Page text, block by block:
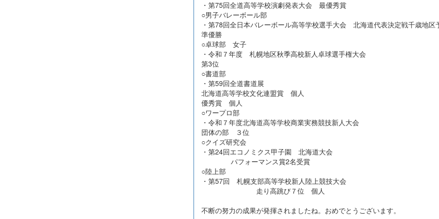
・第75回全道高等学校演劇発表大会 最優秀賞
○男子バレーボール部
・第78回全日本バレーボール高等学校選手大会 北海道代表決定戦千歳地区
準優勝
○卓球部 女子
・令和７年度 札幌地区秋季高校新人卓球選手権大会
第3位
○書道部
・第59回全道書道展
北海道高等学校文化連盟賞 個人
優秀賞 個人
○ワープロ部
・令和７年度北海道高等学校商業実務競技新人大会
団体の部 ３位
○クイズ研究会
・第24回エコノミクス甲子園 北海道大会
パフォーマンス賞2名受賞
○陸上部
・第57回 札幌支部高等学校新人陸上競技大会
走り高跳び７位 個人
不断の努力の成果が発揮されましたね。おめでとうございます。